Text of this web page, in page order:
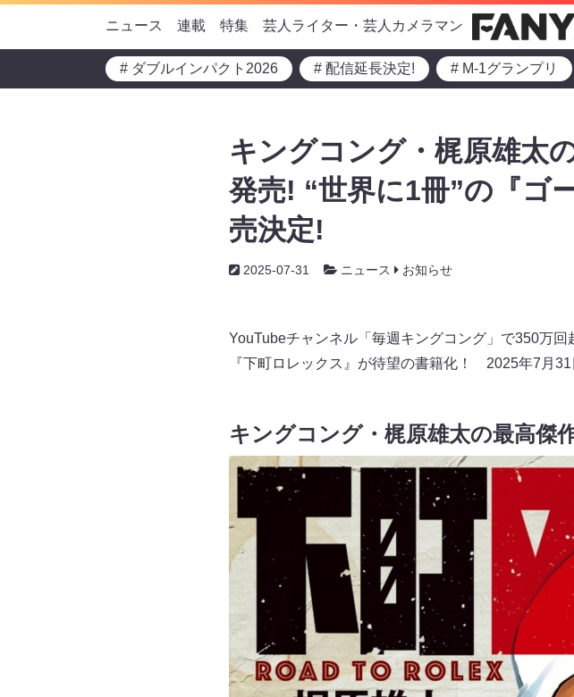
ニュース 連載 特集 芸人ライター・芸人カメラマン
# ダブルインパクト2026 # 配信延長決定! # M-1グランプリ
キングコング・梶原雄太
発売! “世界に1冊”の『ゴ
売決定!
2025-07-31 ニュース お知らせ
YouTubeチャンネル「毎週キングコング」で350万
『下町ロレックス』が待望の書籍化！ 2025年7月
キングコング・梶原雄太の最高傑